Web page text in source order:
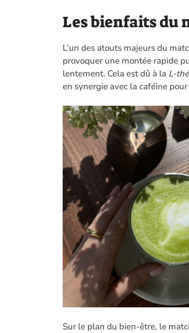
Les bienfaits du
L’un des atouts majeurs du
provoquer une montée rapide
lentement. Cela est dû à la L-
en synergie avec la caféine
Sur le plan du bien-être, le